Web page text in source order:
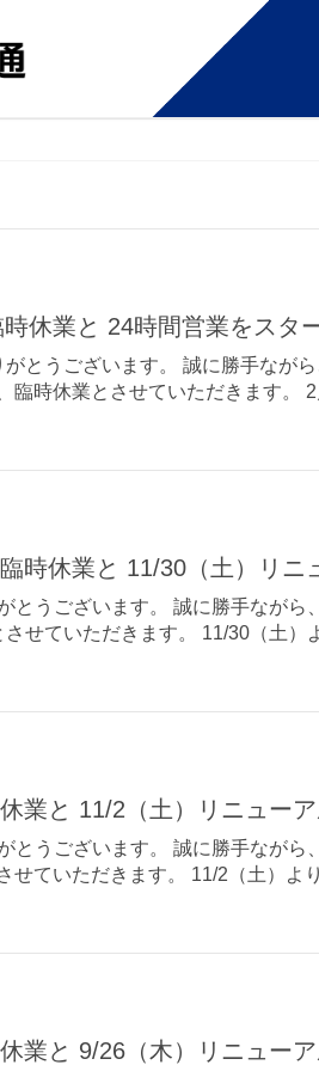
時休業と 24時間営業をスタ
とうございます。 誠に勝手なが
臨時休業とさせていただきます。
』臨時休業と 11/30（土）リ
とうございます。 誠に勝手ながら
せていただきます。 11/30（土）
時休業と 11/2（土）リニュー
とうございます。 誠に勝手ながら
せていただきます。 11/2（土）よ
時休業と 9/26（木）リニュー